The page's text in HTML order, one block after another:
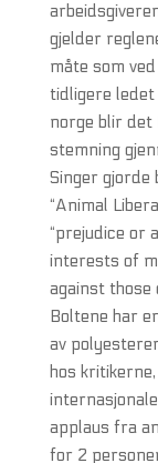
gjelder
måte som
tidligere
norge blir det
stemning
Singer gjorde
“Animal
“prejudice or
interests of
against those
Boltene har
av
hos
applaus fra
for 2